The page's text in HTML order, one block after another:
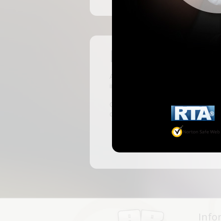
Pas encore
ABKingdom est le site français de
inscrivant, vous pourrez accéder
C'est rapide et gratuit, des milliers
discussions, faire des rencontres,